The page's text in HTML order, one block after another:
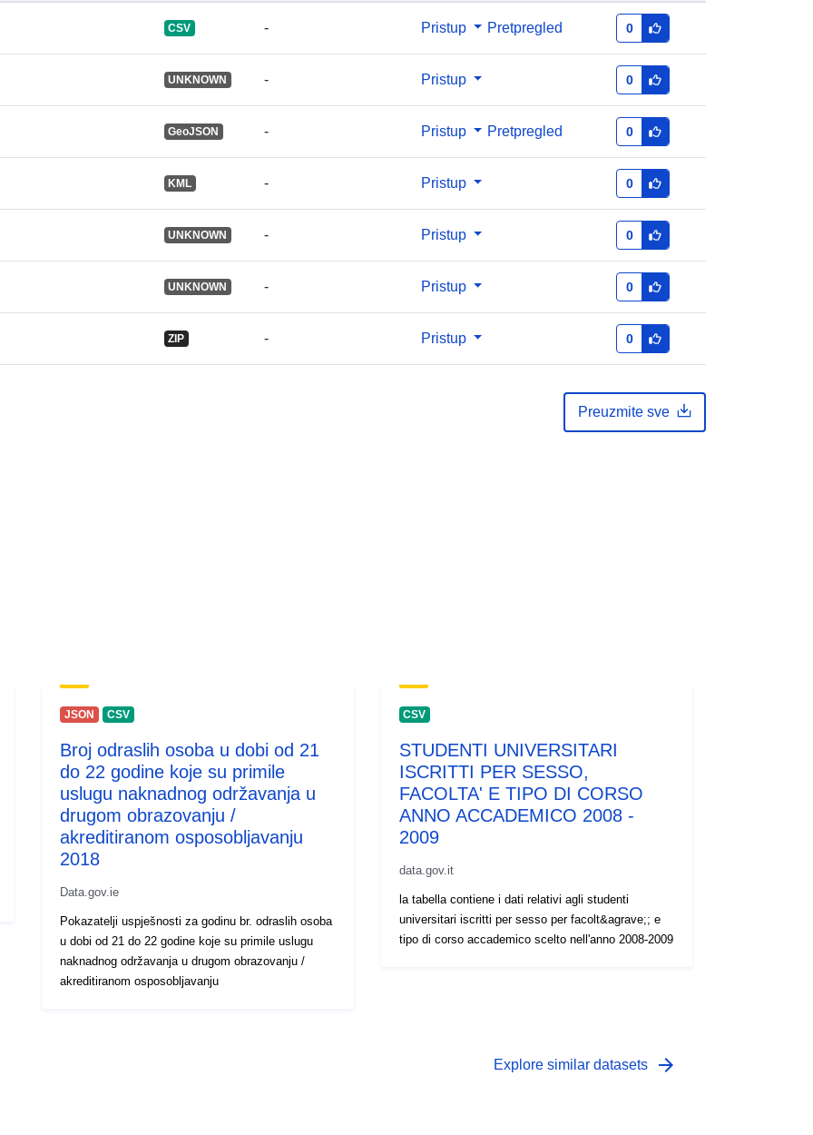
CSV - Pristup Pretpregled 0
UNKNOWN - Pristup 0
GeoJSON - Pristup Pretpregled 0
KML - Pristup 0
UNKNOWN - Pristup 0
UNKNOWN - Pristup 0
ZIP - Pristup 0
Preuzmite sve
JSON CSV
Broj odraslih osoba u dobi od 21
do 22 godine koje su primile
uslugu naknadnog održavanja u
drugom obrazovanju /
akreditiranom osposobljavanju
2018
Data.gov.ie
Pokazatelji uspješnosti za godinu br. odraslih osoba
u dobi od 21 do 22 godine koje su primile uslugu
naknadnog održavanja u drugom obrazovanju /
akreditiranom osposobljavanju
CSV
STUDENTI UNIVERSITARI
ISCRITTI PER SESSO,
FACOLTA' E TIPO DI CORSO
ANNO ACCADEMICO 2008 -
2009
data.gov.it
la tabella contiene i dati relativi agli studenti
universitari iscritti per sesso per facolt&agrave;; e
tipo di corso accademico scelto nell'anno 2008-2009
Explore similar datasets arrow_forward